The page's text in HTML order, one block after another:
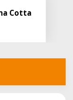
Cotta